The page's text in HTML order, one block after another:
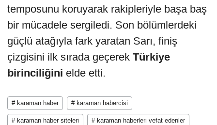
temposunu koruyarak rakipleriyle başa baş
bir mücadele sergiledi. Son bölümlerdeki
güçlü atağıyla fark yaratan Sarı, finiş
çizgisini ilk sırada geçerek Türkiye
birinciliğini elde etti.
# karaman haber # karaman habercisi
# karaman haber siteleri # karaman haberleri vefat edenler